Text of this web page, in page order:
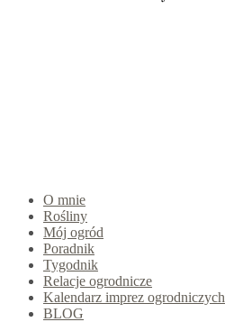
O mnie
Rośliny
Mój ogród
Poradnik
Tygodnik
Relacje ogrodnicze
Kalendarz imprez ogrodniczych
BLOG